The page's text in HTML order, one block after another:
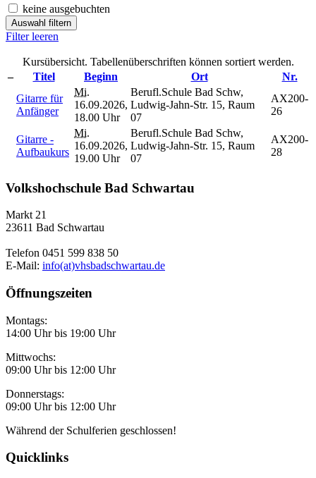
keine ausgebuchten
Auswahl filtern
Filter leeren
Kursübersicht. Tabellenüberschriften können sortiert werden.
–
Titel Beginn Ort
Nr.
Gitarre für
Anfänger
Mi.
16.09.2026,
18.00 Uhr
Berufl.Schule Bad Schw,
Ludwig-Jahn-Str. 15, Raum
07
AX200-
26
Gitarre -
Aufbaukurs
Mi.
16.09.2026,
19.00 Uhr
Berufl.Schule Bad Schw,
Ludwig-Jahn-Str. 15, Raum
07
AX200-
28
Volkshochschule Bad Schwartau
Markt 21
23611 Bad Schwartau
Telefon 0451 599 838 50
E-Mail: info(at)vhsbadschwartau.de
Öffnungszeiten
Montags:
14:00 Uhr bis 19:00 Uhr
Mittwochs:
09:00 Uhr bis 12:00 Uhr
Donnerstags:
09:00 Uhr bis 12:00 Uhr
Während der Schulferien geschlossen!
Quicklinks